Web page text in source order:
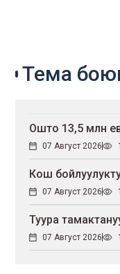
Тема
Ошто 13,5 млн
07 Август 2026
Кош бойлуулукту
07 Август 2026
Туура
07 Август 2026